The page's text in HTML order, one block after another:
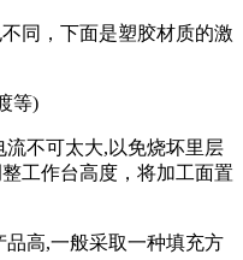
同，下面是塑胶材质的激
等)
不可太大,以免烧坏里层
工作台高度，将加工面置
高,一般采取一种填充方